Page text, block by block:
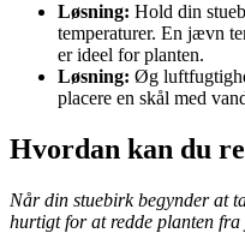
Løsning: Hold din
temperaturer. En jævn
er ideel for planten.
Løsning: Øg
placere en skål med
Hvordan kan du
Når din stuebirk begynder at
hurtigt for at redde planten fra